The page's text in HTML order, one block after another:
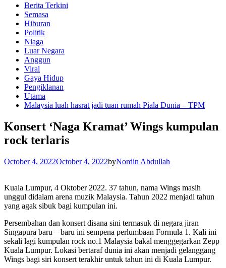
Berita Terkini
Semasa
Hiburan
Politik
Niaga
Luar Negara
Anggun
Viral
Gaya Hidup
Pengiklanan
Utama
Malaysia luah hasrat jadi tuan rumah Piala Dunia – TPM
Konsert ‘Naga Kramat’ Wings kumpulan
rock terlaris
October 4, 2022October 4, 2022byNordin Abdullah
Kuala Lumpur, 4 Oktober 2022. 37 tahun, nama Wings masih
unggul didalam arena muzik Malaysia. Tahun 2022 menjadi tahun
yang agak sibuk bagi kumpulan ini.
Persembahan dan konsert disana sini termasuk di negara jiran
Singapura baru – baru ini sempena perlumbaan Formula 1. Kali ini
sekali lagi kumpulan rock no.1 Malaysia bakal menggegarkan Zepp
Kuala Lumpur. Lokasi bertaraf dunia ini akan menjadi gelanggang
Wings bagi siri konsert terakhir untuk tahun ini di Kuala Lumpur.